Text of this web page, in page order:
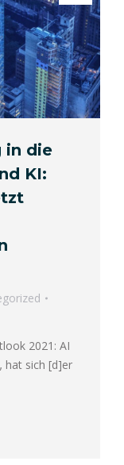
in die
KI:
2021: AI
hat sich [d]er